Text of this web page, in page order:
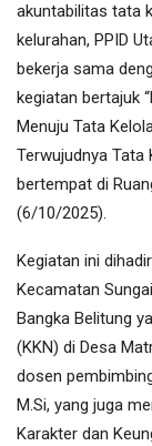
akuntabilitas tata
kelurahan, PPID
bekerja sama
kegiatan bertajuk
Menuju Tata
Terwujudnya Tata
bertempat di
(6/10/2025).
Kegiatan ini
Kecamatan
Bangka Belitung
(KKN) di Desa
dosen
M.Si, yang juga
Karakter dan